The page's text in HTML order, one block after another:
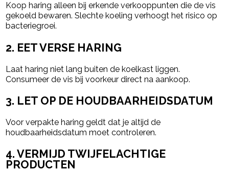
Koop haring alleen bij erkende verkooppunten die de vis
gekoeld bewaren. Slechte koeling verhoogt het risico op
bacteriegroei.
2. EET VERSE HARING
Laat haring niet lang buiten de koelkast liggen.
Consumeer de vis bij voorkeur direct na aankoop.
3. LET OP DE HOUDBAARHEIDSDATUM
Voor verpakte haring geldt dat je altijd de
houdbaarheidsdatum moet controleren.
4. VERMIJD TWIJFELACHTIGE
PRODUCTEN